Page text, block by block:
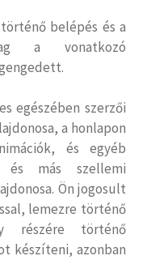
belépés és a
a vonatkozó
egészében szerzői
a honlapon
és egyéb
és más szellemi
Ön jogosult
lemezre történő
részére történő
készíteni, azonban